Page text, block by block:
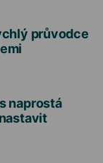
průvodce
naprostá